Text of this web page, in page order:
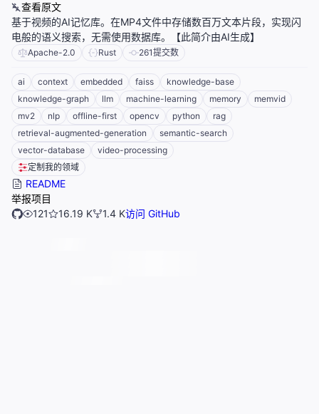
查看原文
基于视频的AI记忆库。在MP4文件中存储数百万文本片段，实现闪
电般的语义搜索，无需使用数据库。【此简介由AI生成】
Apache-2.0 Rust 261提交数
ai context embedded faiss
knowledge-base
knowledge-graph
llm machine-learning memory
memvid
mv2
nlp offline-first opencv python
rag
retrieval-augmented-generation
semantic-search
vector-database
video-processing
定制我的领域
README
举报项目
121
16.19 K 1.4 K访问 GitHub